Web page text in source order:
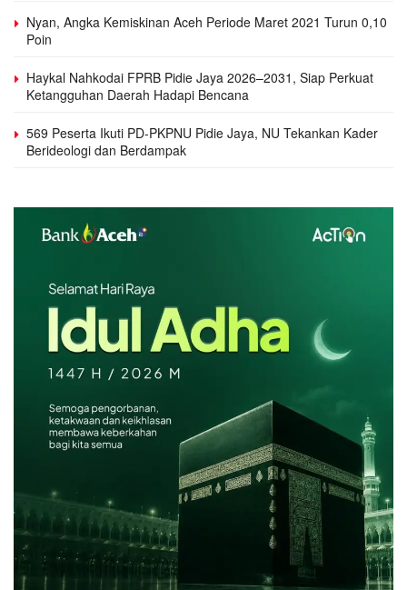
Nyan, Angka Kemiskinan Aceh Periode Maret 2021 Turun 0,10
Poin
Haykal Nahkodai FPRB Pidie Jaya 2026–2031, Siap Perkuat
Ketangguhan Daerah Hadapi Bencana
569 Peserta Ikuti PD-PKPNU Pidie Jaya, NU Tekankan Kader
Berideologi dan Berdampak